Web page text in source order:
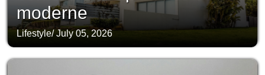
moderne
Lifestyle/July 05, 2026